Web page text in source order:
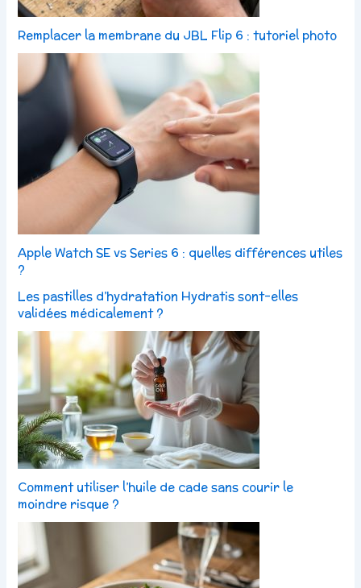
Remplacer la membrane du JBL Flip 6 : tutoriel photo
Apple Watch SE vs Series 6 : quelles différences utiles
?
Les pastilles d’hydratation Hydratis sont-elles
validées médicalement ?
Comment utiliser l’huile de cade sans courir le
moindre risque ?